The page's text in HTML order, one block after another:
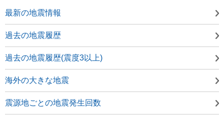
最新の地震情報
過去の地震履歴
過去の地震履歴(震度3以上)
海外の大きな地震
震源地ごとの地震発生回数